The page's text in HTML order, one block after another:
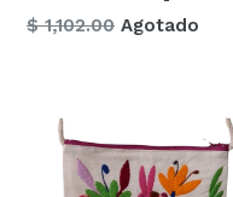
Precio
$ 1,102.00 Agotado